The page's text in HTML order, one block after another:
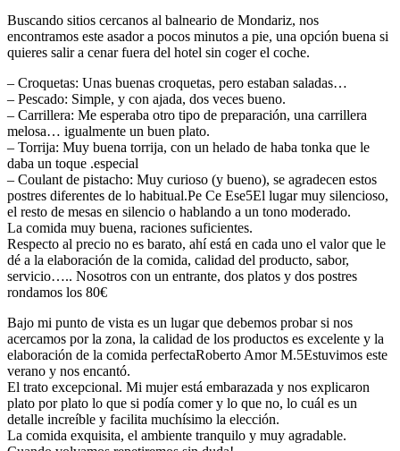
Buscando sitios cercanos al balneario de Mondariz, nos
encontramos este asador a pocos minutos a pie, una opción buena si
quieres salir a cenar fuera del hotel sin coger el coche.
– Croquetas: Unas buenas croquetas, pero estaban saladas…
– Pescado: Simple, y con ajada, dos veces bueno.
– Carrillera: Me esperaba otro tipo de preparación, una carrillera
melosa… igualmente un buen plato.
– Torrija: Muy buena torrija, con un helado de haba tonka que le
daba un toque .especial
– Coulant de pistacho: Muy curioso (y bueno), se agradecen estos
postres diferentes de lo habitual.Pe Ce Ese5El lugar muy silencioso,
el resto de mesas en silencio o hablando a un tono moderado.
La comida muy buena, raciones suficientes.
Respecto al precio no es barato, ahí está en cada uno el valor que le
dé a la elaboración de la comida, calidad del producto, sabor,
servicio….. Nosotros con un entrante, dos platos y dos postres
rondamos los 80€
Bajo mi punto de vista es un lugar que debemos probar si nos
acercamos por la zona, la calidad de los productos es excelente y la
elaboración de la comida perfectaRoberto Amor M.5Estuvimos este
verano y nos encantó.
El trato excepcional. Mi mujer está embarazada y nos explicaron
plato por plato lo que si podía comer y lo que no, lo cuál es un
detalle increíble y facilita muchísimo la elección.
La comida exquisita, el ambiente tranquilo y muy agradable.